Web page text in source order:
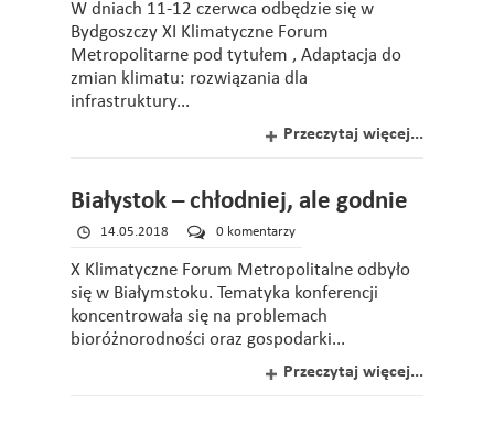
W dniach 11-12 czerwca odbędzie się w
Bydgoszczy XI Klimatyczne Forum
Metropolitarne pod tytułem , Adaptacja do
zmian klimatu: rozwiązania dla
infrastruktury...
Przeczytaj więcej...
Białystok – chłodniej, ale godnie
14.05.2018 0 komentarzy
X Klimatyczne Forum Metropolitalne odbyło
się w Białymstoku. Tematyka konferencji
koncentrowała się na problemach
bioróżnorodności oraz gospodarki...
Przeczytaj więcej...